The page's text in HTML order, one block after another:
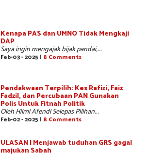
Kenapa PAS dan UMNO Tidak Mengkaji
DAP
Saya ingin mengajak bijak pandai,...
Feb-03 - 2025 | 8 Comments
Pendakwaan Terpilih: Kes Rafizi, Faiz
Fadzil, dan Percubaan PAN Gunakan
Polis Untuk Fitnah Politik
Oleh Hilmi Afendi Selepas Pilihan...
Feb-02 - 2025 | 8 Comments
ULASAN | Menjawab tuduhan GRS gagal
majukan Sabah